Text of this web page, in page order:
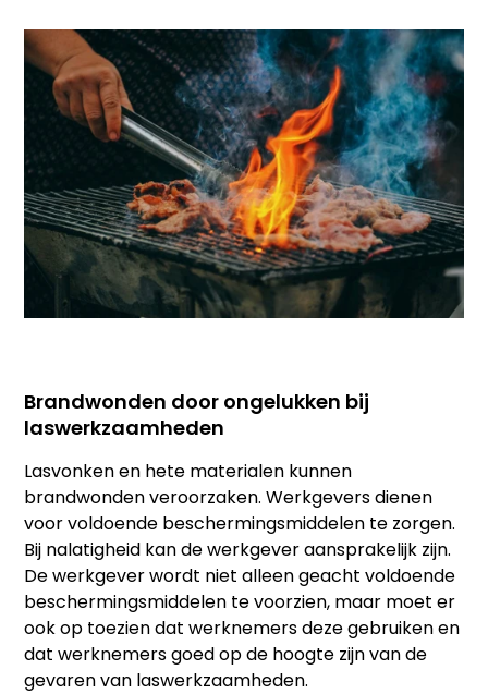
Brandwonden door ongelukken bij
laswerkzaamheden
Lasvonken en hete materialen kunnen
brandwonden veroorzaken. Werkgevers dienen
voor voldoende beschermingsmiddelen te zorgen.
Bij nalatigheid kan de werkgever aansprakelijk zijn.
De werkgever wordt niet alleen geacht voldoende
beschermingsmiddelen te voorzien, maar moet er
ook op toezien dat werknemers deze gebruiken en
dat werknemers goed op de hoogte zijn van de
gevaren van laswerkzaamheden.